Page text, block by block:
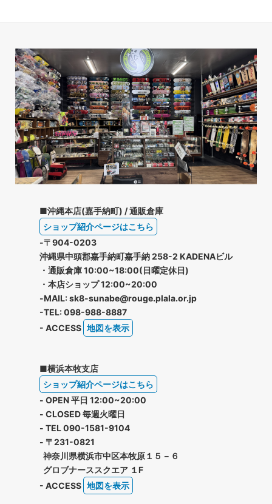
■沖縄本店(嘉手納町) / 通販倉庫
ショップ紹介ページはこちら
-〒904-0203
沖縄県中頭郡嘉手納町嘉手納 258-2 KADENAビル
・通販倉庫 10:00~18:00(日曜定休日)
・本店ショップ 12:00~20:00
-MAIL: sk8-sunabe@rouge.plala.or.jp
-TEL: 098-988-8887
- ACCESS 地図を表示
■横浜本牧支店
ショップ紹介ページはこちら
- OPEN 平日 12:00~20:00
- CLOSED 毎週火曜日
- TEL 090-1581-9104
- 〒231-0821
神奈川県横浜市中区本牧原１５－６
グロブナーススクエア １F
- ACCESS 地図を表示